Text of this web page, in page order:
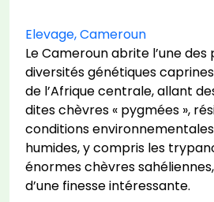
Elevage, Cameroun
Le Cameroun abrite l’une des
diversités génétiques
de l’Afrique centrale, allant
dites chèvres « pygmées »,
conditions
humides, y compris les
énormes chèvres
d’une finesse intéressante.